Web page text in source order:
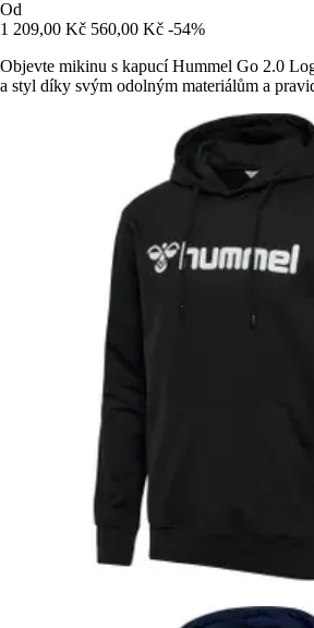
Od
1 209,00 Kč 560,00 Kč -54%
Objevte mikinu s kapucí Hummel Go 2.0
a styl díky svým odolným materiálům a